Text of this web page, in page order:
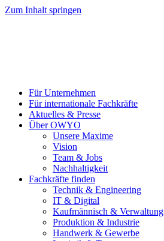
Zum Inhalt springen
Für Unternehmen
Für internationale Fachkräfte
Aktuelles & Presse
Über OWYO
Unsere Maxime
Vision
Team & Jobs
Nachhaltigkeit
Fachkräfte finden
Technik & Engineering
IT & Digital
Kaufmännisch & Verwaltung
Produktion & Industrie
Handwerk & Gewerbe